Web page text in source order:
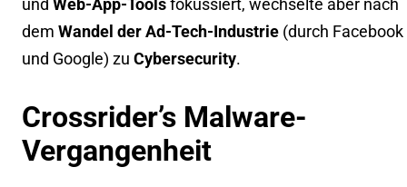
dem Wandel der Ad-Tech-Industrie (durch Facebook
und Google) zu Cybersecurity.
Crossrider’s Malware-
Vergangenheit